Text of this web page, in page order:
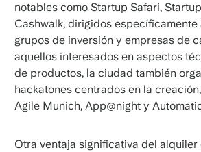
notables como Startup Safari,
Cashwalk, dirigidos específicamente
grupos de inversión y empresas de
aquellos interesados en aspectos
de productos, la ciudad también
hackatones centrados en la
Agile Munich, App@night y
Otra ventaja significativa del alquiler